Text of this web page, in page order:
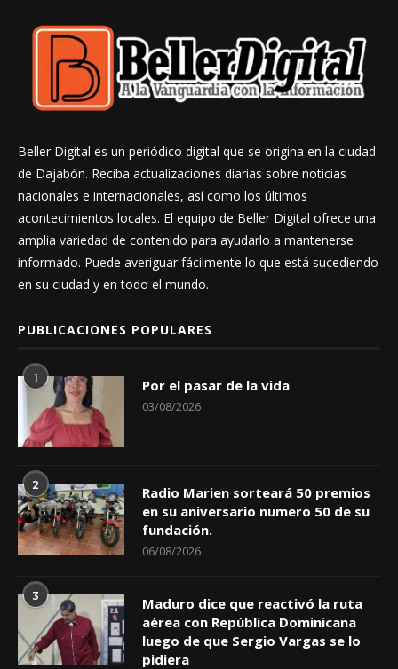
Beller Digital es un periódico digital que se origina en la ciudad
de Dajabón. Reciba actualizaciones diarias sobre noticias
nacionales e internacionales, así como los últimos
acontecimientos locales. El equipo de Beller Digital ofrece una
amplia variedad de contenido para ayudarlo a mantenerse
informado. Puede averiguar fácilmente lo que está sucediendo
en su ciudad y en todo el mundo.
PUBLICACIONES POPULARES
1 Por el pasar de la vida
03/08/2026
2
Radio Marien sorteará 50 premios
en su aniversario numero 50 de su
fundación.
06/08/2026
3
Maduro dice que reactivó la ruta
aérea con República Dominicana
luego de que Sergio Vargas se lo
pidiera